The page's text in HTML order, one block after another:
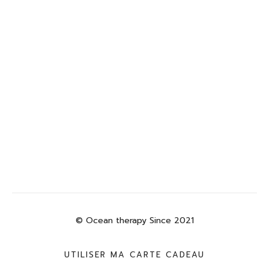
© Ocean therapy Since 2021
UTILISER MA CARTE CADEAU